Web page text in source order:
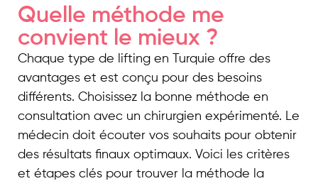
Quelle méthode me
convient le mieux ?
Chaque type de lifting en Turquie offre des
avantages et est conçu pour des besoins
différents. Choisissez la bonne méthode en
consultation avec un chirurgien expérimenté. Le
médecin doit écouter vos souhaits pour obtenir
des résultats finaux optimaux. Voici les critères
et étapes clés pour trouver la méthode la